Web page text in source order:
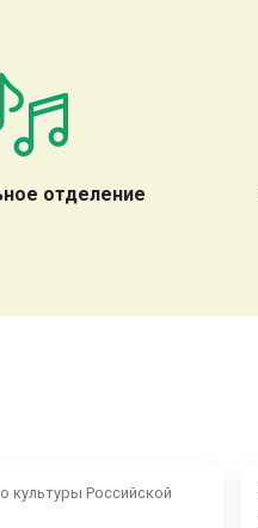
отделение
культуры Российской